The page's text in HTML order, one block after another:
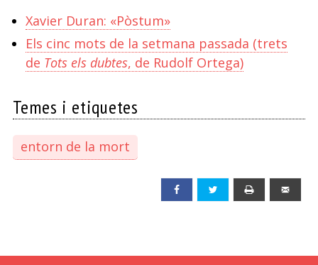
Xavier Duran: «Pòstum»
Els cinc mots de la setmana passada (trets
de Tots els dubtes, de Rudolf Ortega)
Temes i etiquetes
entorn de la mort
Facebook Twitter